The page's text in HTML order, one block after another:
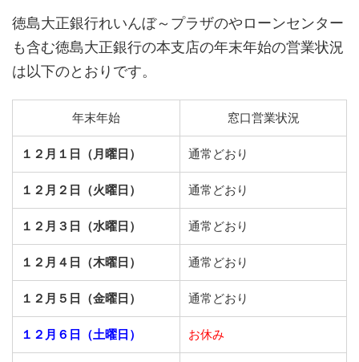
徳島大正銀行れいんぼ～プラザのやローンセンター
も含む徳島大正銀行の本支店の年末年始の営業状況
は以下のとおりです。
年末年始 窓口営業状況
１２月１日（月曜日） 通常どおり
１２月２日（火曜日） 通常どおり
１２月３日（水曜日） 通常どおり
１２月４日（木曜日） 通常どおり
１２月５日（金曜日） 通常どおり
１２月６日（土曜日） お休み